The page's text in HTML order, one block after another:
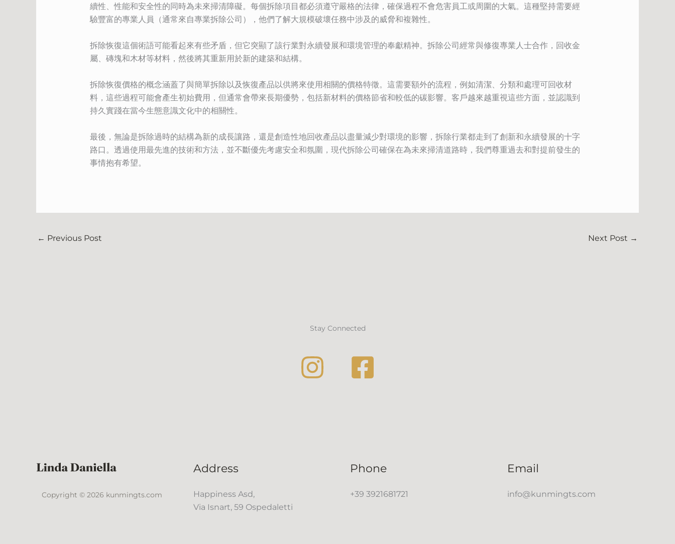
續性、性能和安全性的同時為未來掃清障礙。每個拆除項目都必須遵守嚴格的法律，確保過程不會危害員工或周圍的大氣。這種堅持需要經
驗豐富的專業人員（通常來自專業拆除公司），他們了解大規模破壞任務中涉及的威脅和複雜性。
拆除恢復這個術語可能看起來有些矛盾，但它突顯了該行業對永續發展和環境管理的奉獻精神。拆除公司經常與修復專業人士合作，回收金
屬、磚塊和木材等材料，然後將其重新用於新的建築和結構。
拆除恢復價格的概念涵蓋了與簡單拆除以及恢復產品以供將來使用相關的價格特徵。這需要額外的流程，例如清潔、分類和處理可回收材
料，這些過程可能會產生初始費用，但通常會帶來長期優勢，包括新材料的價格節省和較低的碳影響。客戶越來越重視這些方面，並認識到
持久實踐在當今生態意識文化中的相關性。
最後，無論是拆除過時的結構為新的成長讓路，還是創造性地回收產品以盡量減少對環境的影響，拆除行業都走到了創新和永續發展的十字
路口。透過使用最先進的技術和方法，並不斷優先考慮安全和氛圍，現代拆除公司確保在為未來掃清道路時，我們尊重過去和對提前發生的
事情抱有希望。
← Previous Post Next Post →
Stay Connected
Copyright © 2026 kunmingts.com
Address
Happiness Asd,
Via Isnart, 59 Ospedaletti
Phone
+39 3921681721
Email
info@kunmingts.com